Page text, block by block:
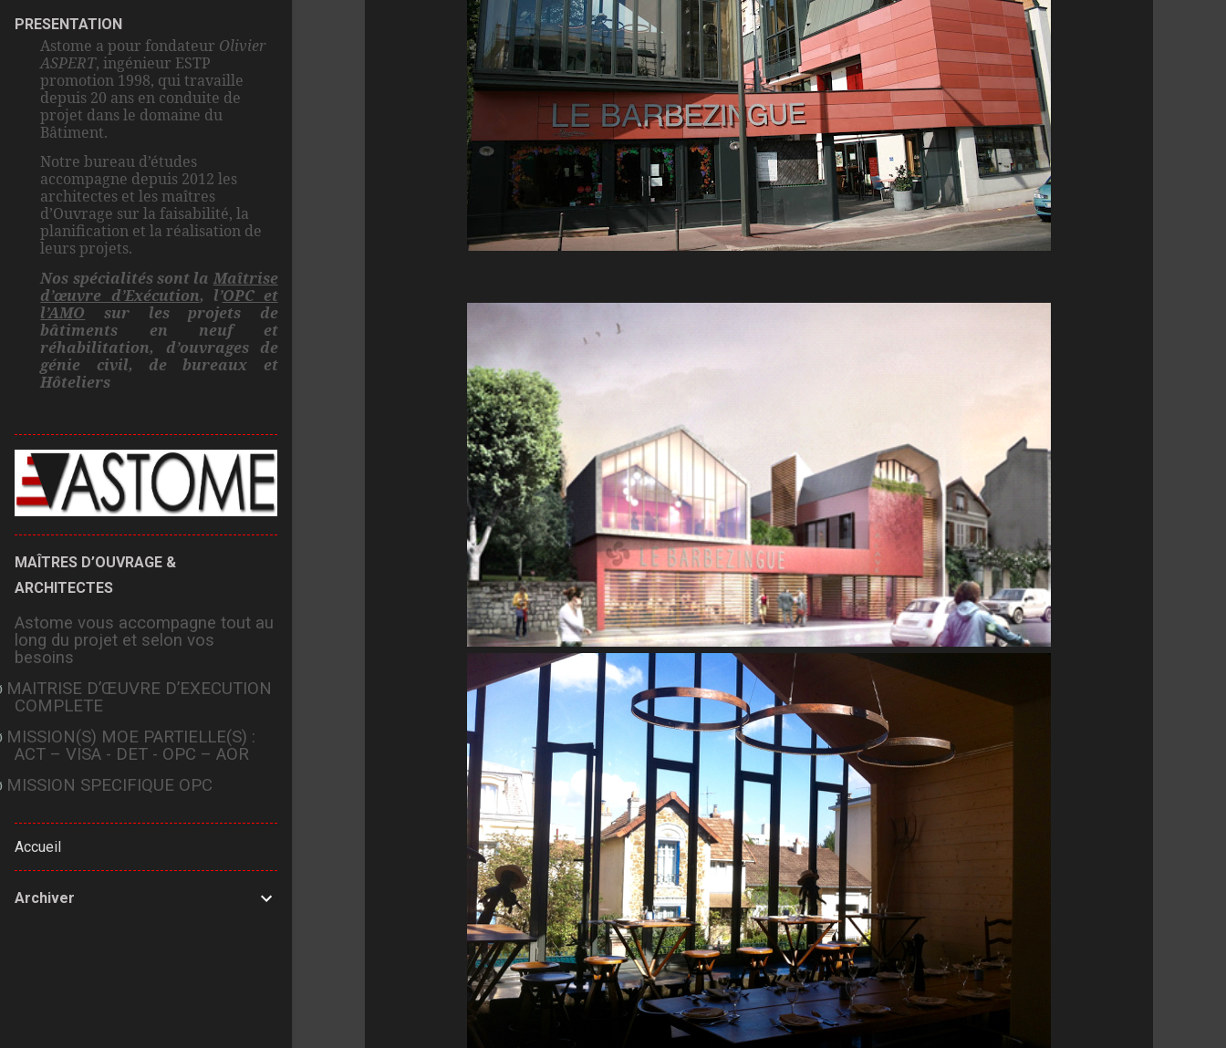
PRESENTATION
Astome a pour fondateur Olivier
ASPERT, ingénieur ESTP
promotion 1998, qui travaille
depuis 20 ans en conduite de
projet dans le domaine du
Bâtiment.
Notre bureau d’études
accompagne depuis 2012 les
architectes et les maîtres
d’Ouvrage sur la faisabilité, la
planification et la réalisation de
leurs projets.
Nos spécialités sont la Maîtrise
d’œuvre d’Exécution, l’OPC et
l’AMO sur les projets de
bâtiments en neuf et
réhabilitation, d’ouvrages de
génie civil, de bureaux et
Hôteliers
MAÎTRES D’OUVRAGE &
ARCHITECTES
Astome vous accompagne tout au
long du projet et selon vos
besoins
MAITRISE D’ŒUVRE D’EXECUTION
COMPLETE
MISSION(S) MOE PARTIELLE(S) :
ACT – VISA - DET - OPC – AOR
MISSION SPECIFIQUE OPC
Accueil
Archiver